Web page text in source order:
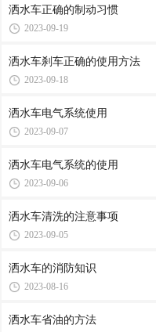
洒水车正确的制动习惯
2023-09-19
洒水车刹车正确的使用方法
2023-09-18
洒水车电气系统使用
2023-09-07
洒水车电气系统的使用
2023-09-06
洒水车清洗的注意事项
2023-09-05
洒水车的消防知识
2023-08-16
洒水车省油的方法